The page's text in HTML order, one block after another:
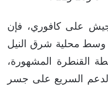
على كافوري، فإن
وسط محلية شرق النيل
القنطرة المشهورة،
السريع على جسر